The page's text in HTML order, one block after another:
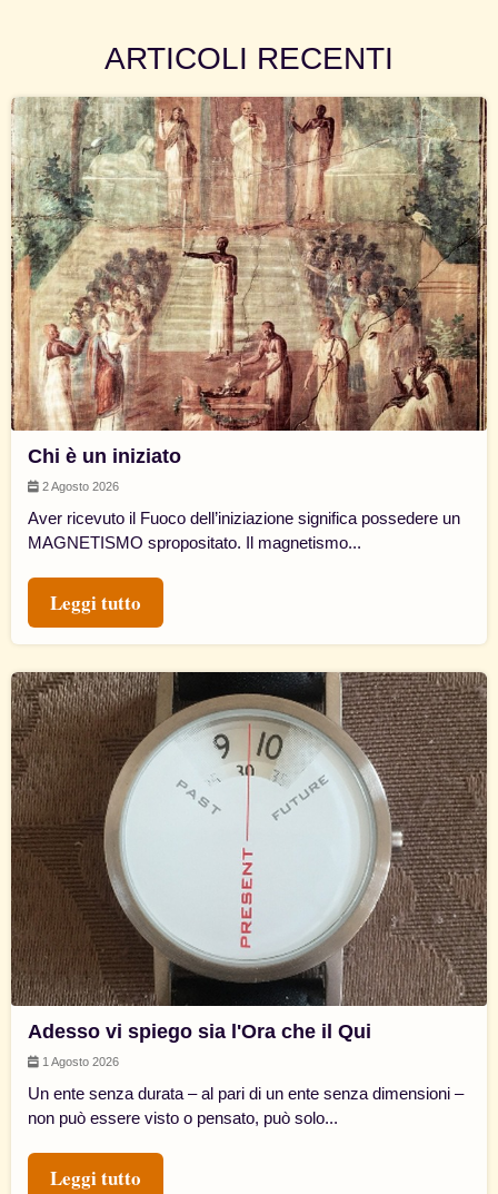
ARTICOLI RECENTI
Chi è un iniziato
2 Agosto 2026
Aver ricevuto il Fuoco dell’iniziazione significa possedere un
MAGNETISMO spropositato. Il magnetismo...
Leggi tutto
Adesso vi spiego sia l'Ora che il Qui
1 Agosto 2026
Un ente senza durata – al pari di un ente senza dimensioni –
non può essere visto o pensato, può solo...
Leggi tutto